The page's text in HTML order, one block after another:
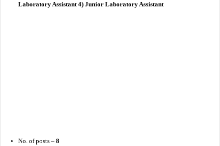
Laboratory Assistant 4) Junior Laboratory Assistant
No. of posts – 8